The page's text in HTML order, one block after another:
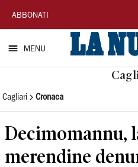
La
Nuova
Sardegna
ABBONATI
MENU
Cagliari Cronaca
Decimomannu,
merendine